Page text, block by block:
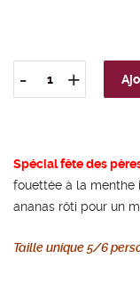
-
quantité
+
Spécial fête des
fouettée à la menthe
ananas rôti pour un
Taille unique 5/6